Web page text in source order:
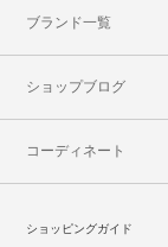
ブランド一覧
ショップブログ
コーディネート
ショッピングガイド